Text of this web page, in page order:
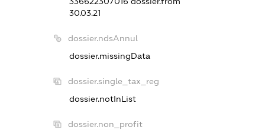
30.03.21
dossier.ndsAnnul
dossier.missingData
dossier.single_tax_reg
dossier.notInList
dossier.non_profit